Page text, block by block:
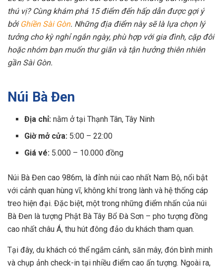
thú vị? Cùng khám phá 15 điểm đến hấp dẫn được gợi ý
bởi Ghiền Sài Gòn. Những địa điểm này sẽ là lựa chọn lý
tưởng cho kỳ nghỉ ngắn ngày, phù hợp với gia đình, cặp đôi
hoặc nhóm bạn muốn thư giãn và tận hưởng thiên nhiên
gần Sài Gòn.
Núi Bà Đen
Địa chỉ: nằm ở tại Thạnh Tân, Tây Ninh
Giờ mở cửa: 5:00 – 22:00
Giá vé: 5.000 – 10.000 đồng
Núi Bà Đen cao 986m, là đỉnh núi cao nhất Nam Bộ, nổi bật
với cảnh quan hùng vĩ, không khí trong lành và hệ thống cáp
treo hiện đại. Đặc biệt, một trong những điểm nhấn của núi
Bà Đen là tượng Phật Bà Tây Bổ Đà Sơn – pho tượng đồng
cao nhất châu Á, thu hút đông đảo du khách tham quan.
Tại đây, du khách có thể ngắm cảnh, săn mây, đón bình minh
và chụp ảnh check-in tại nhiều điểm cao ấn tượng. Ngoài ra,